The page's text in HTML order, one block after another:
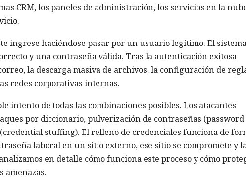
CRM, los paneles de administración, los servicios en la
ingrese haciéndose pasar por un usuario legítimo. El
y una contraseña válida. Tras la autenticación exitosa
la descarga masiva de archivos, la configuración de
redes corporativas internas.
intento de todas las combinaciones posibles. Los atacantes
por diccionario, pulverización de contraseñas (password
stuffing). El relleno de credenciales funciona de
laboral en un sitio externo, ese sitio se compromete y
en detalle cómo funciona este proceso y cómo
amenazas.